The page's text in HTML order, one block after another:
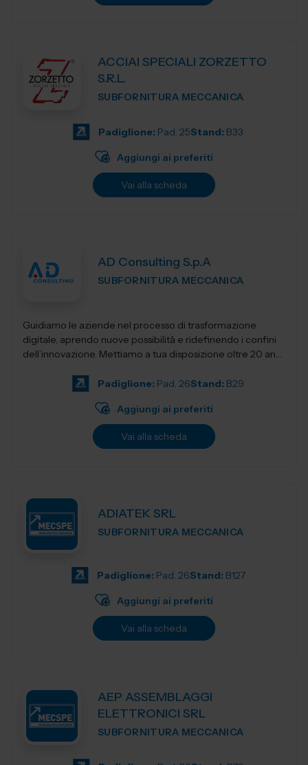
ACCIAI SPECIALI ZORZETTO
S.R.L.
SUBFORNITURA MECCANICA
Padiglione: Pad. 25Stand: B33
Aggiungi ai preferiti
Vai alla scheda
AD Consulting S.p.A
SUBFORNITURA MECCANICA
Guidiamo le aziende nel processo di trasformazione
digitale, aprendo nuove possibilità e ridefinendo i confini
dell’innovazione. Mettiamo a tua disposizione oltre 20 anni
Padiglione: Pad. 26Stand: B29
Aggiungi ai preferiti
Vai alla scheda
ADIATEK SRL
SUBFORNITURA MECCANICA
Padiglione: Pad. 26Stand: B127
Aggiungi ai preferiti
Vai alla scheda
AEP ASSEMBLAGGI
ELETTRONICI SRL
SUBFORNITURA MECCANICA